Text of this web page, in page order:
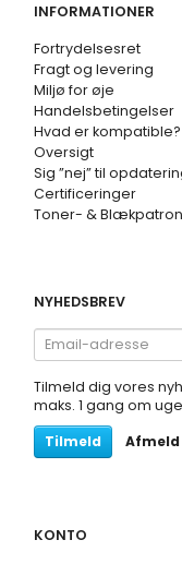
INFORMATIONER
Fortrydelsesret
Fragt og levering
Miljø for øje
Handelsbetingelser
Hvad er kompatible?
Oversigt
Sig ”nej” til
Certificeringer
Toner- &
NYHEDSBREV
Email-
adresse
Tilmeld dig vores
maks. 1 gang om
Tilmeld
Afmeld
KONTO